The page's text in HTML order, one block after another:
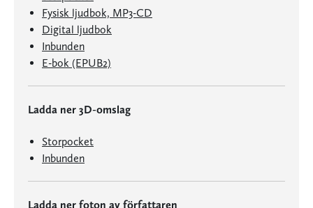
Fysisk ljudbok, MP3-CD
Digital ljudbok
Inbunden
E-bok (EPUB2)
Ladda ner 3D-omslag
Storpocket
Inbunden
Ladda ner foton av författaren